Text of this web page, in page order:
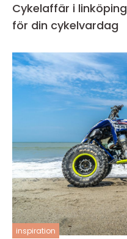
Cykelaffär i linköping så väljer du rätt butik
för din cykelvardag
inspiration